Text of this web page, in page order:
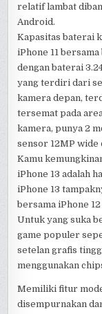
relatif lambat
Android.
Kapasitas baterai
iPhone 11
dengan baterai
yang terdiri dari
kamera depan,
tersemat pada
kamera, punya 2
sensor 12MP wide
Kamu
iPhone 13 adalah
iPhone 13
bersama iPhone
Untuk yang suka
game populer
setelan grafis
menggunakan
Memiliki fitur
disempurnakan